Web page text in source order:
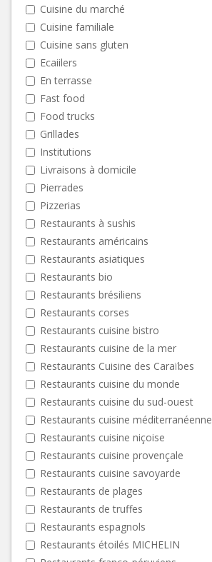
Cuisine du marché
Cuisine familiale
Cuisine sans gluten
Ecaiilers
En terrasse
Fast food
Food trucks
Grillades
Institutions
Livraisons à domicile
Pierrades
Pizzerias
Restaurants à sushis
Restaurants américains
Restaurants asiatiques
Restaurants bio
Restaurants brésiliens
Restaurants corses
Restaurants cuisine bistro
Restaurants cuisine de la mer
Restaurants Cuisine des Caraïbes
Restaurants cuisine du monde
Restaurants cuisine du sud-ouest
Restaurants cuisine méditerranéenne
Restaurants cuisine niçoise
Restaurants cuisine provençale
Restaurants cuisine savoyarde
Restaurants de plages
Restaurants de truffes
Restaurants espagnols
Restaurants étoilés MICHELIN